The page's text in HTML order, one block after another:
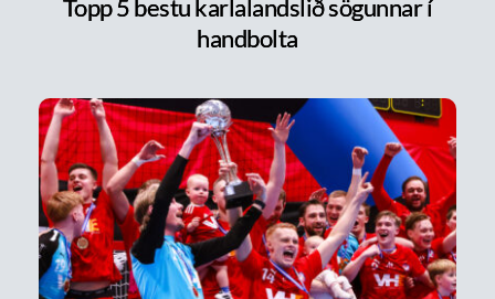
Topp 5 bestu karlalandslið sögunnar í
handbolta